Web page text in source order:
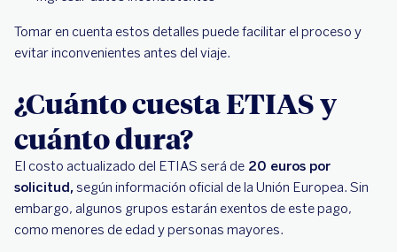
Tomar en cuenta estos detalles puede facilitar el proceso y
evitar inconvenientes antes del viaje.
¿Cuánto cuesta ETIAS y
cuánto dura?
El costo actualizado del ETIAS será de 20 euros por
solicitud,según información oficial de la Unión Europea. Sin
embargo, algunos grupos estarán exentos de este pago,
como menores de edad y personas mayores.